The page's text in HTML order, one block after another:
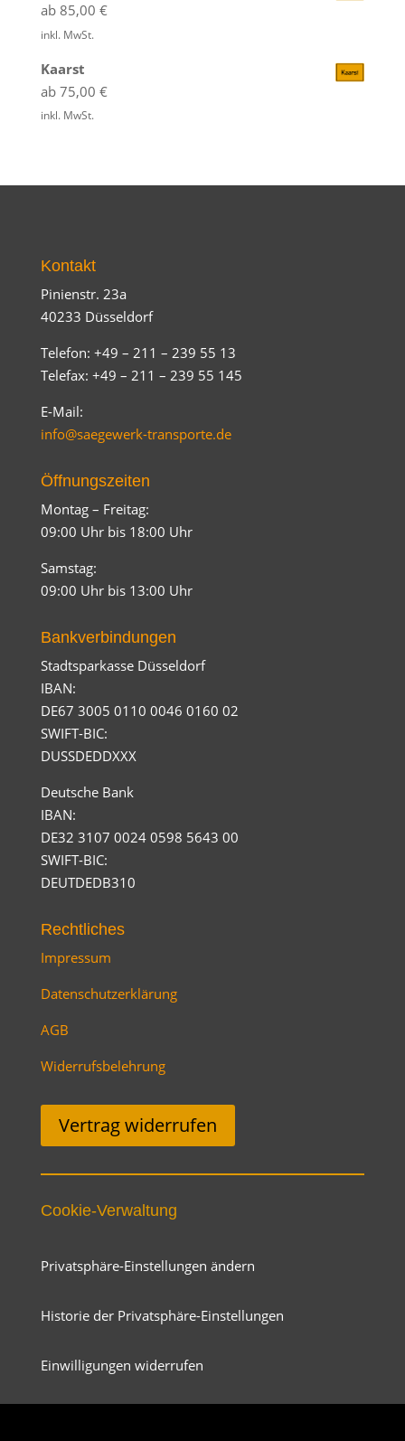
ab 85,00 €
inkl. MwSt.
Kaarst
ab 75,00 €
inkl. MwSt.
Kontakt
Pinienstr. 23a
40233 Düsseldorf
Telefon: +49 – 211 – 239 55 13
Telefax: +49 – 211 – 239 55 145
E-Mail:
info@saegewerk-transporte.de
Öffnungszeiten
Montag – Freitag:
09:00 Uhr bis 18:00 Uhr
Samstag:
09:00 Uhr bis 13:00 Uhr
Bankverbindungen
Stadtsparkasse Düsseldorf
IBAN:
DE67 3005 0110 0046 0160 02
SWIFT-BIC:
DUSSDEDDXXX
Deutsche Bank
IBAN:
DE32 3107 0024 0598 5643 00
SWIFT-BIC:
DEUTDEDB310
Rechtliches
Impressum
Datenschutzerklärung
AGB
Widerrufsbelehrung
Vertrag widerrufen
Cookie-Verwaltung
Privatsphäre-Einstellungen ändern
Historie der Privatsphäre-Einstellungen
Einwilligungen widerrufen